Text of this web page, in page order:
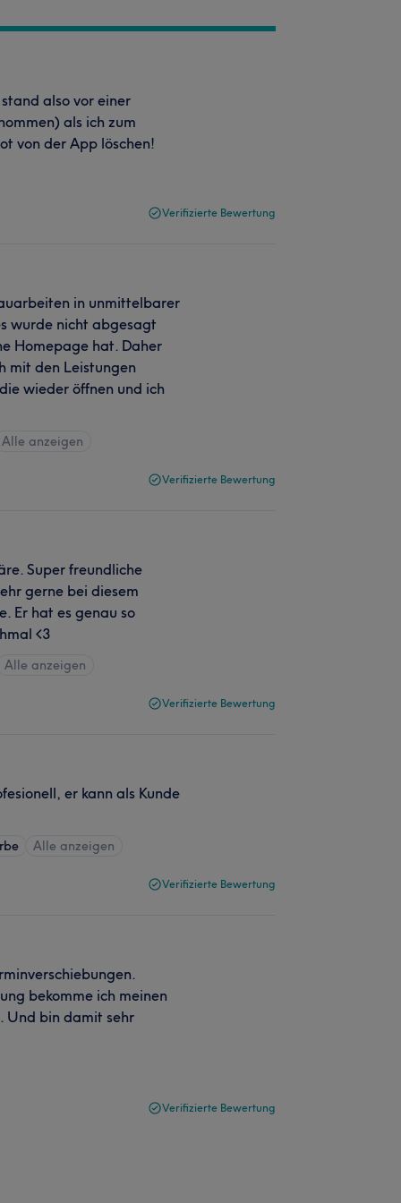
also vor einer
als ich zum
von der App löschen!
Verifizierte Bewertung
in unmittelbarer
wurde nicht abgesagt
Homepage hat. Daher
mit den Leistungen
wieder öffnen und ich
Alle anzeigen
Verifizierte Bewertung
Super freundliche
gerne bei diesem
Er hat es genau so
<3
Alle anzeigen
Verifizierte Bewertung
er kann als Kunde
Alle anzeigen
Verifizierte Bewertung
bekomme ich meinen
Und bin damit sehr
Verifizierte Bewertung